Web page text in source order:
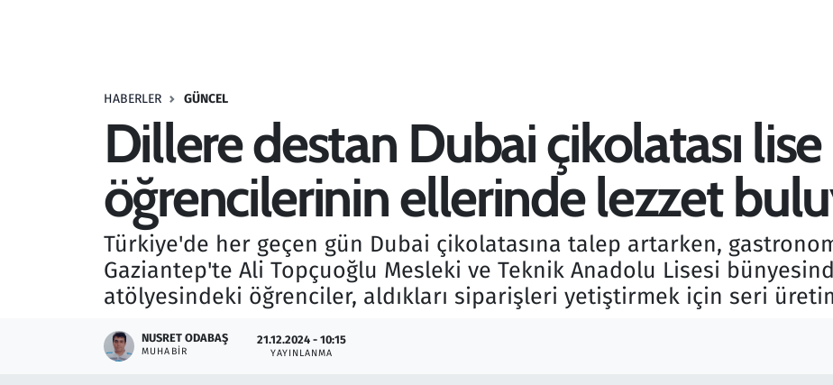
HABERLER GÜNCEL
Dillere destan Dubai çikolatası lise
öğrencilerinin ellerinde lezzet
Türkiye'de her geçen gün Dubai çikolatasına talep artarken,
Gaziantep'te Ali Topçuoğlu Mesleki ve Teknik Anadolu Lisesi
atölyesindeki öğrenciler, aldıkları siparişleri yetiştirmek için seri
NUSRET ODABAŞ
MUHABIR
21.12.2024 - 10:15
YAYINLANMA
Savunma Sanayi
Televizyon